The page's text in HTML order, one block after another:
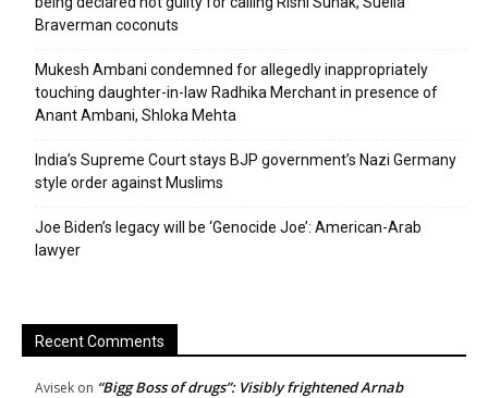
Braverman coconuts
Mukesh Ambani condemned for allegedly inappropriately
touching daughter-in-law Radhika Merchant in presence of
Anant Ambani, Shloka Mehta
India’s Supreme Court stays BJP government’s Nazi Germany
style order against Muslims
Joe Biden’s legacy will be ‘Genocide Joe’: American-Arab
lawyer
Recent Comments
Avisek on “Bigg Boss of drugs”: Visibly frightened Arnab